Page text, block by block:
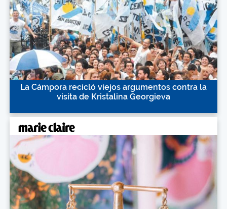
La Cámpora recicló viejos argumentos contra la
visita de Kristalina Georgieva